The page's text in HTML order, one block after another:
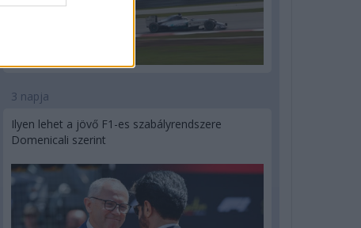
3 napja
Ilyen lehet a jövő F1-es szabályrendszere
Domenicali szerint